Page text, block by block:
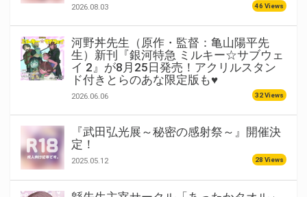
2026.08.03 46 Views
河野丼先生（原作・監督：亀山陽平先
生）新刊『銀河特急 ミルキー☆サブウェ
イ 2』が8月25日発売！アクリルスタン
ド付きとらのあな限定版も♥
2026.06.06 32 Views
『武田弘光展～秘密の感射祭～』開催決
定！
2025.05.12 28 Views